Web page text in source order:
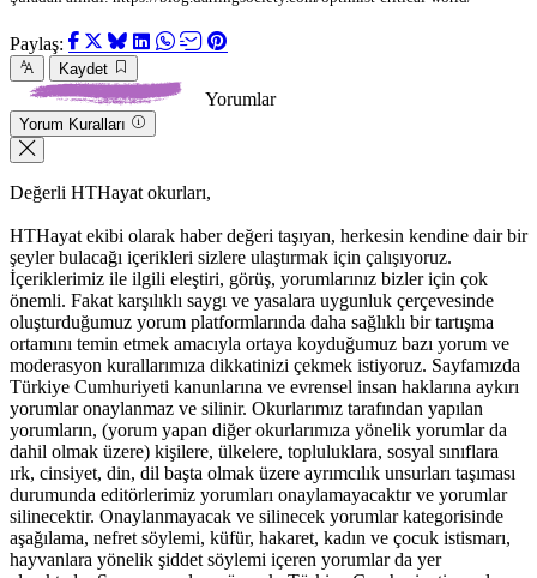
Paylaş:
Kaydet
Yorumlar
Yorum Kuralları
Değerli HTHayat okurları,
HTHayat ekibi olarak haber değeri taşıyan, herkesin kendine dair bir
şeyler bulacağı içerikleri sizlere ulaştırmak için çalışıyoruz.
İçeriklerimiz ile ilgili eleştiri, görüş, yorumlarınız bizler için çok
önemli. Fakat karşılıklı saygı ve yasalara uygunluk çerçevesinde
oluşturduğumuz yorum platformlarında daha sağlıklı bir tartışma
ortamını temin etmek amacıyla ortaya koyduğumuz bazı yorum ve
moderasyon kurallarımıza dikkatinizi çekmek istiyoruz. Sayfamızda
Türkiye Cumhuriyeti kanunlarına ve evrensel insan haklarına aykırı
yorumlar onaylanmaz ve silinir. Okurlarımız tarafından yapılan
yorumların, (yorum yapan diğer okurlarımıza yönelik yorumlar da
dahil olmak üzere) kişilere, ülkelere, topluluklara, sosyal sınıflara
ırk, cinsiyet, din, dil başta olmak üzere ayrımcılık unsurları taşıması
durumunda editörlerimiz yorumları onaylamayacaktır ve yorumlar
silinecektir. Onaylanmayacak ve silinecek yorumlar kategorisinde
aşağılama, nefret söylemi, küfür, hakaret, kadın ve çocuk istismarı,
hayvanlara yönelik şiddet söylemi içeren yorumlar da yer